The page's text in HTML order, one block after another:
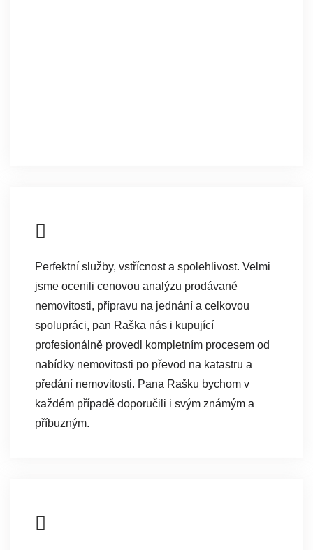
Perfektní služby, vstřícnost a spolehlivost. Velmi
jsme ocenili cenovou analýzu prodávané
nemovitosti, přípravu na jednání a celkovou
spolupráci, pan Raška nás i kupující
profesionálně provedl kompletním procesem od
nabídky nemovitosti po převod na katastru a
předání nemovitosti. Pana Rašku bychom v
každém případě doporučili i svým známým a
příbuzným.